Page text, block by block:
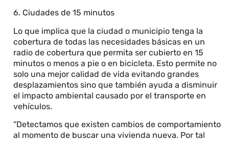
6. Ciudades de 15 minutos
Lo que implica que la ciudad o municipio tenga la
cobertura de todas las necesidades básicas en un
radio de cobertura que permita ser cubierto en 15
minutos o menos a pie o en bicicleta. Esto permite no
solo una mejor calidad de vida evitando grandes
desplazamientos sino que también ayuda a disminuir
el impacto ambiental causado por el transporte en
vehículos.
“Detectamos que existen cambios de comportamiento
al momento de buscar una vivienda nueva. Por tal